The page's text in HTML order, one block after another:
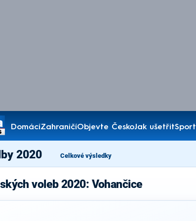
DomácíZahraničíObjevte ČeskoJak ušetřitSport
Pořady
2020 Celkové výsledky
voleb 2020: Vohančice